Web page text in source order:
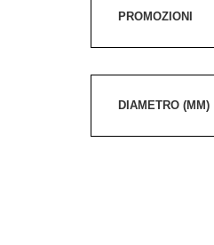
PROMOZIONI
DIAMETRO (MM)